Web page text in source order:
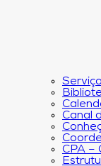
Canal
CPA –